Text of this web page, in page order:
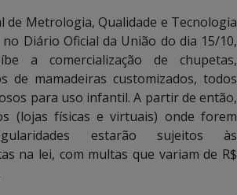
de Metrologia, Qualidade e Tecnologia
Diário Oficial da União do dia 15/10,
a comercialização de chupetas,
de mamadeiras customizados, todos
para uso infantil. A partir de então,
(lojas físicas e virtuais) onde forem
estarão sujeitos às
na lei, com multas que variam de R$